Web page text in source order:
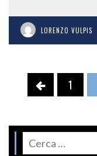
LORENZO VULPIS
1